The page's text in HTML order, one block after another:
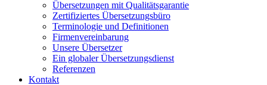
Übersetzungen mit Qualitätsgarantie
Zertifiziertes Übersetzungsbüro
Terminologie und Definitionen
Firmenvereinbarung
Unsere Übersetzer
Ein globaler Übersetzungsdienst
Referenzen
Kontakt